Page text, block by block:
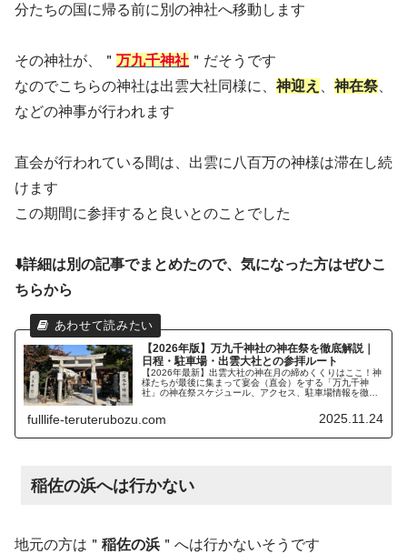
分たちの国に帰る前に別の神社へ移動します
その神社が、＂ 万九千神社 ＂だそうです
なのでこちらの神社は出雲大社同様に、 神迎え 神在祭
などの神事が行われます
直会が行われている間は、出雲に八百万の神様は滞在し続
けます
この期間に参拝すると良いとのことでした
⬇️詳細は別の記事でまとめたので、気になった方はぜひこ
ちらから
【2026年版】万九千神社の神在祭を徹底解説｜
日程・駐車場・出雲大社との参拝ルート
【2026年最新】出雲大社の神在月の締めくくりはここ！神
様たちが最後に集まって宴会（直会）をする「万九千神
社」の神在祭スケジュール、アクセス、駐車場情報を徹底
fulllife-teruterubozu.com 2025.11.24
稲佐の浜へは行かない
地元の方は＂ 稲佐の浜 ＂へは行かないそうです